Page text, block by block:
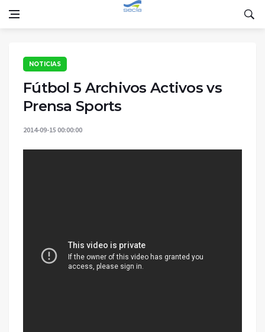
NOTICIAS
Fútbol 5 Archivos Activos vs
Prensa Sports
2014-09-15 00:00:00